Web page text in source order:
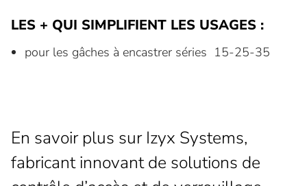
LES + QUI SIMPLIFIENT LES USAGES :
pour les gâches à encastrer séries 15-25-35
En savoir plus sur Izyx Systems,
fabricant innovant de solutions de